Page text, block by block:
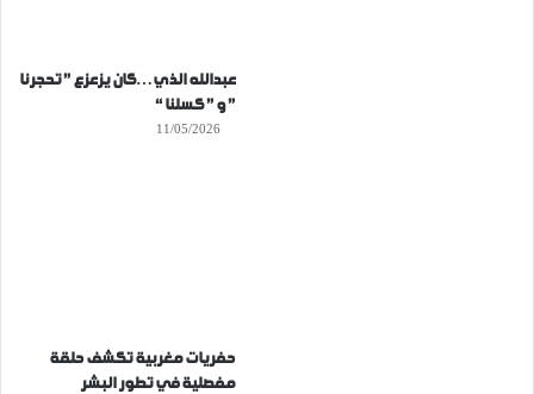
عبدالله الذي…كان يزعزع ” تحجرنا
” و ” كسلنا “
11/05/2026
حفريات مغربية تكشف حلقة
مفصلية في تطور البشر